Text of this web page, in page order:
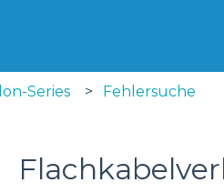
Series Fehlersuche